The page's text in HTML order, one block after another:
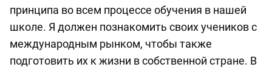
принципа во всем процессе обучения в нашей
школе. Я должен познакомить своих учеников с
международным рынком, чтобы также
подготовить их к жизни в собственной стране. В